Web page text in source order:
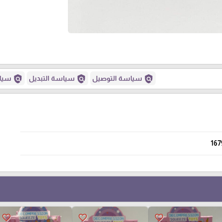
policy سياسة التوصيل policy سياسة التبديل policy
favorite_border
favorite_border
favorite_border